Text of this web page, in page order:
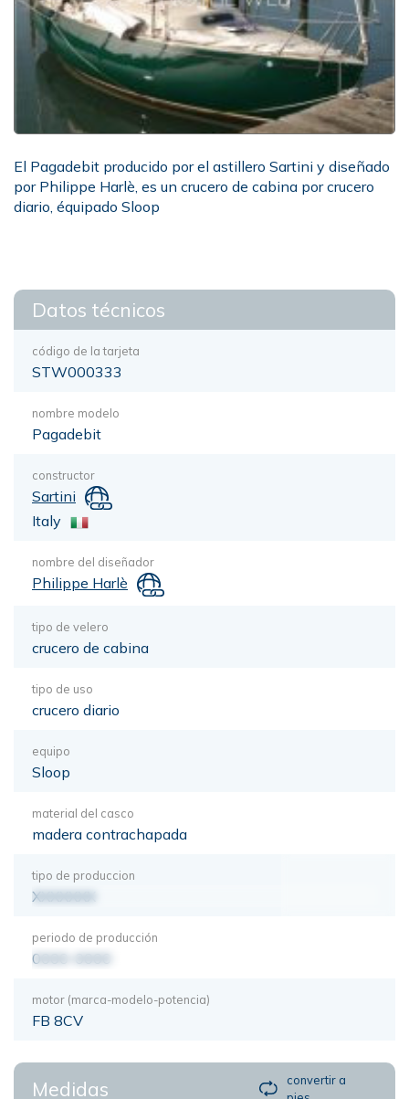
El Pagadebit producido por el astillero Sartini y diseñado
por Philippe Harlè, es un crucero de cabina por crucero
diario, équipado Sloop
Datos técnicos
código de la tarjeta
STW000333
nombre modelo
Pagadebit
constructor
Sartini
Italy
nombre del diseñador
Philippe Harlè
tipo de velero
crucero de cabina
tipo de uso
crucero diario
equipo
Sloop
material del casco
madera contrachapada
tipo de produccion
XXXXXXX
periodo de producción
0000-0000
motor (marca-modelo-potencia)
FB 8CV
Medidas
convertir a